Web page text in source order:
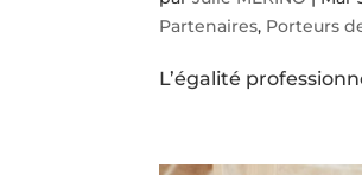
Partenaires, Porteurs
L’égalité